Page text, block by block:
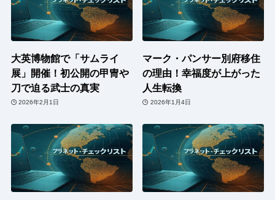
大英博物館で「サムライ
展」開催！初公開の甲冑や
刀で迫る武士の真実
2026年2月1日
マーク・パンサー別府移住
の理由！幸福度が上がった
人生転換
2026年1月4日